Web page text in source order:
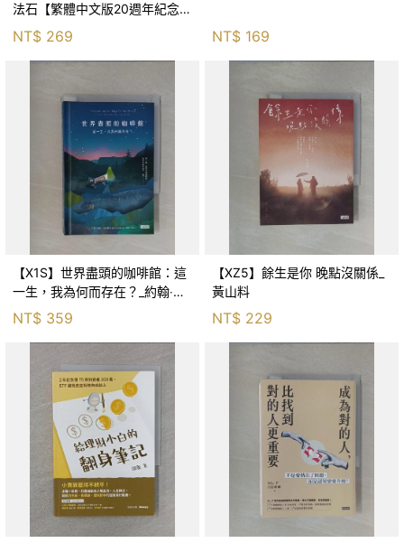
法石【繁體中文版20週年紀念】
NT$ 269 NT$ 169
【X1S】世界盡頭的咖啡館：這
一生，我為何而存在？_約翰‧史
崔勒基, Elsa
NT$ 359
【XZ5】餘生是你 晚點沒關係_
黃山料
NT$ 229